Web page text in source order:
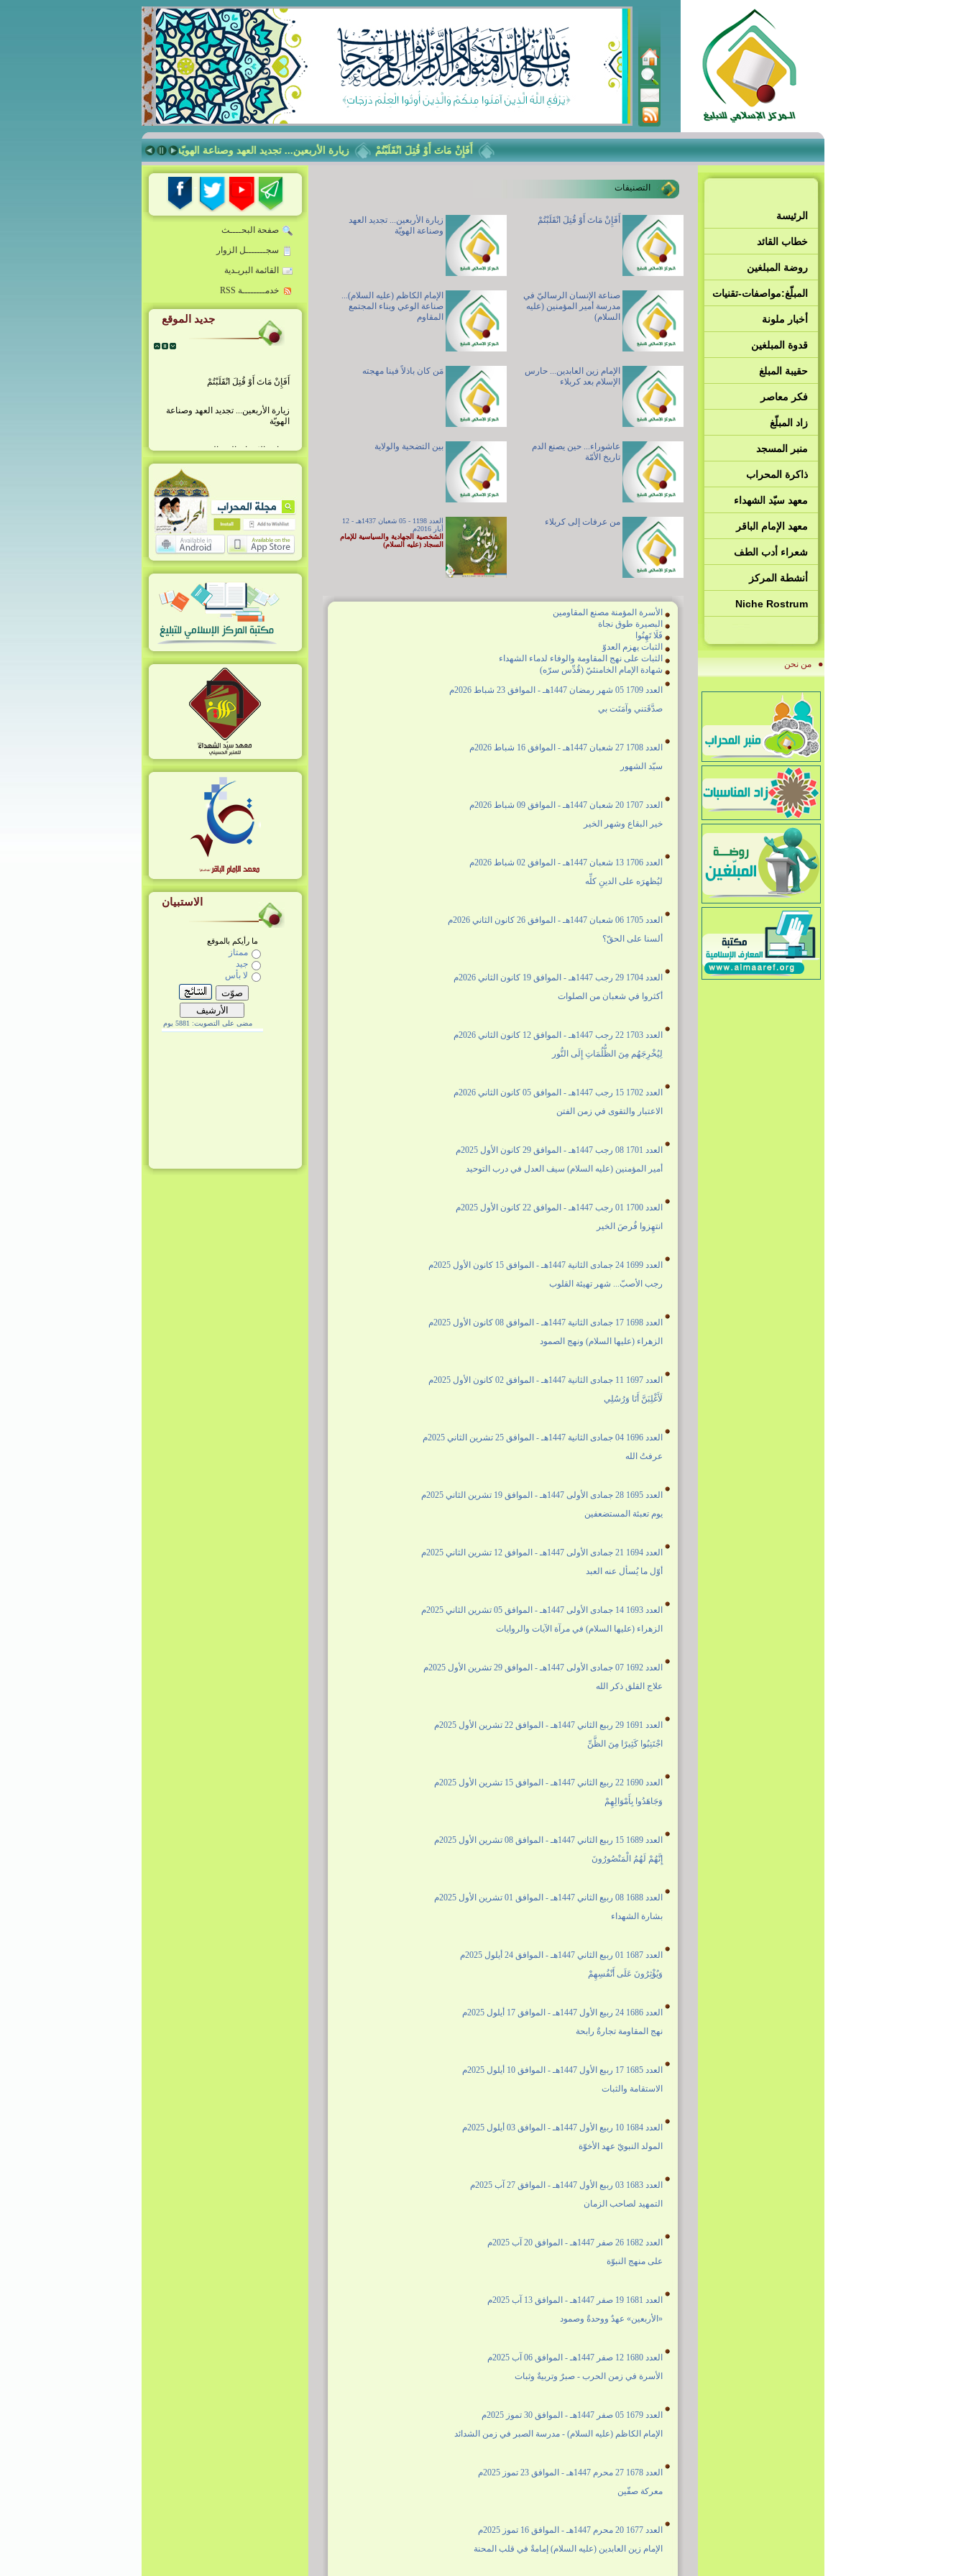
أَفَإِنْ مَاتَ أَوْ قُتِلَ انْقَلَبْتُمْ زيارة الأربعين... تجديد العهد وصناعة الهويّة صناعة الإنسان الرساليّ في مدرسة أمير
الرئيسة
خطاب القائد
روضة المبلغين
المبلّغ:مواصفات-تقنيات
أخبار ملونة
قدوة المبلغين
حقيبة المبلغ
فكر معاصر
زاد المبلّغ
منبر المسجد
ذاكرة المحراب
معهد سيّد الشهداء
معهد الإمام الباقر
شعراء أدب الطف
أنشطة المركز
Niche Rostrum
من نحن
التصنيفات
أَفَإِنْ مَاتَ أَوْ قُتِلَ انْقَلَبْتُمْ
زيارة الأربعين... تجديد العهد
وصناعة الهويّة
صناعة الإنسان الرساليّ في
مدرسة أمير المؤمنين (عليه
السلام)
الإمام الكاظم (عليه السلام)...
صناعة الوعي وبناء المجتمع
المقاوم
الإمام زين العابدين... حارس
الإسلام بعد كربلاء
مَن كان باذلاً فينا مهجته
عاشوراء... حين يصنع الدم
تاريخ الأمّة
بين التضحية والولاية
من عرفات إلى كربلاء
العدد 1198 - 05 شعبان 1437هـ - 12
أيار 2016م
الشخصية الجهادية والسياسية للإمام
السجاد (عليه السلام)
الأسرة المؤمنة مصنع المقاومين
البصيرة طوق نجاة
فَلَا تَهِنُوا
الثبات يهزم العدوّ
الثبات على نهج المقاومة والوفاء لدماء الشهداء
شهادة الإمام الخامنئيّ (قُدِّس سرّه)
العدد 1709 05 شهر رمضان 1447هـ - الموافق 23 شباط 2026م
صدَّقَتني وآمَنَت بي
العدد 1708 27 شعبان 1447هـ - الموافق 16 شباط 2026م
سيّد الشهور
العدد 1707 20 شعبان 1447هـ - الموافق 09 شباط 2026م
خير البقاع وشهر الخير
العدد 1706 13 شعبان 1447هـ - الموافق 02 شباط 2026م
ليُظهرَه على الدينِ كلِّه
العدد 1705 06 شعبان 1447هـ - الموافق 26 كانون الثاني 2026م
ألسنا على الحقّ؟
العدد 1704 29 رجب 1447هـ - الموافق 19 كانون الثاني 2026م
أكثروا في شعبان من الصلوات
العدد 1703 22 رجب 1447هـ - الموافق 12 كانون الثاني 2026م
لِيُخْرِجَهُم مِنَ الظُّلُمَاتِ إِلَى النُّور
العدد 1702 15 رجب 1447هـ - الموافق 05 كانون الثاني 2026م
الاعتبار والتقوى في زمن الفتن
العدد 1701 08 رجب 1447هـ - الموافق 29 كانون الأول 2025م
أمير المؤمنين (عليه السلام) سيف العدل في درب التوحيد
العدد 1700 01 رجب 1447هـ - الموافق 22 كانون الأول 2025م
انتهِزوا فُرصَ الخير
العدد 1699 24 جمادى الثانية 1447هـ - الموافق 15 كانون الأول 2025م
رجب الأصبّ... شهر تهيئة القلوب
العدد 1698 17 جمادى الثانية 1447هـ - الموافق 08 كانون الأول 2025م
الزهراء (عليها السلام) ونهج الصمود
العدد 1697 11 جمادى الثانية 1447هـ - الموافق 02 كانون الأول 2025م
لَأَغْلِبَنَّ أَنَا وَرُسُلِي
العدد 1696 04 جمادى الثانية 1447هـ - الموافق 25 تشرين الثاني 2025م
عرفتُ الله
العدد 1695 28 جمادى الأولى 1447هـ - الموافق 19 تشرين الثاني 2025م
يوم تعبئة المستضعفين
العدد 1694 21 جمادى الأولى 1447هـ - الموافق 12 تشرين الثاني 2025م
أوّل ما يُسأل عنه العبد
العدد 1693 14 جمادى الأولى 1447هـ - الموافق 05 تشرين الثاني 2025م
الزهراء (عليها السلام) في مرآة الآيات والروايات
العدد 1692 07 جمادى الأولى 1447هـ - الموافق 29 تشرين الأول 2025م
علاج القلق ذكر الله
العدد 1691 29 ربيع الثاني 1447هـ - الموافق 22 تشرين الأول 2025م
اجْتَنِبُوا كَثِيرًا مِنَ الظَّنِّ
العدد 1690 22 ربيع الثاني 1447هـ - الموافق 15 تشرين الأول 2025م
وَجَاهَدُوا بِأَمْوَالِهِمْ
العدد 1689 15 ربيع الثاني 1447هـ - الموافق 08 تشرين الأول 2025م
إِنَّهُمْ لَهُمُ الْمَنْصُورُونَ
العدد 1688 08 ربيع الثاني 1447هـ - الموافق 01 تشرين الأول 2025م
بشارة الشهداء
العدد 1687 01 ربيع الثاني 1447هـ - الموافق 24 أيلول 2025م
وَيُؤْثِرُونَ عَلَى أَنْفُسِهِمْ
العدد 1686 24 ربيع الأول 1447هـ - الموافق 17 أيلول 2025م
نهج المقاومة تجارةٌ رابحة
العدد 1685 17 ربيع الأول 1447هـ - الموافق 10 أيلول 2025م
الاستقامة والثبات
العدد 1684 10 ربيع الأول 1447هـ - الموافق 03 أيلول 2025م
المولد النبويّ عهد الأخوّة
العدد 1683 03 ربيع الأول 1447هـ - الموافق 27 آب 2025م
التمهيد لصاحب الزمان
العدد 1682 26 صفر 1447هـ - الموافق 20 آب 2025م
على منهج النبوّة
العدد 1681 19 صفر 1447هـ - الموافق 13 آب 2025م
«الأربعين» عهدٌ ووحدةٌ وصمود
العدد 1680 12 صفر 1447هـ - الموافق 06 آب 2025م
الأسرة في زمن الحرب - صبرٌ وتربيةٌ وثبات
العدد 1679 05 صفر 1447هـ - الموافق 30 تموز 2025م
الإمام الكاظم (عليه السلام) - مدرسة الصبر في زمن الشدائد
العدد 1678 27 محرم 1447هـ - الموافق 23 تموز 2025م
معركة صفّين
العدد 1677 20 محرم 1447هـ - الموافق 16 تموز 2025م
الإمام زين العابدين (عليه السلام) إمامةٌ في قلب المحنة
صفحة البحــــث
سجـــــــل الزوار
القائمة البريـدية
خدمــــــــة RSS
جديد الموقع
الهويّة
أمير المؤمنين (عليه السلام)
الإمام الكاظم (عليه السلام)... صناعة
الوعي وبناء المجتمع المقاوم
الإمام زين العابدين... حارس الإسلام بعد
كربلاء
مَن كان باذلاً فينا مهجته
عاشوراء... حين يصنع الدم تاريخ الأمّة
الخطاب الثقافي (رقم ٥)
الخطاب الثقافي (رقم ٤)
الخطاب الثقافي (رقم ٣)
الاستبيان